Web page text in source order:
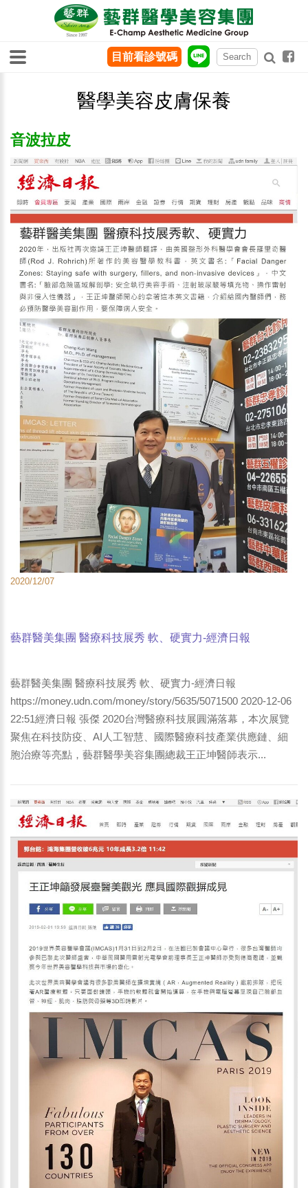
醫學美容皮膚保養
音波拉皮
2020/12/07
藝群醫美集團 醫療科技展秀 軟、硬實力-經濟日報
藝群醫美集團 醫療科技展秀 軟、硬實力-經濟日報
https://money.udn.com/money/story/5635/5071500 2020-12-06
22:51經濟日報 張傑 2020台灣醫療科技展圓滿落幕，本次展覽
聚焦在科技防疫、AI人工智慧、國際醫療科技產業供應鏈、細
胞治療等亮點，藝群醫學美容集團總裁王正坤醫師表示...
目前看診號碼